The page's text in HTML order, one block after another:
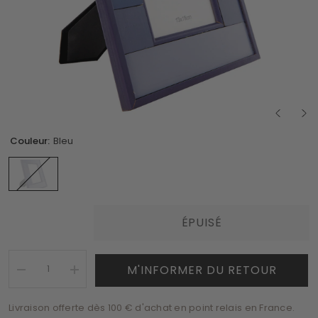
Couleur: Bleu
Réduire
de
de
ÉPUISÉ
M'INFORMER DU RETOUR
Livraison offerte dès 100 € d'achat en point relais en France.